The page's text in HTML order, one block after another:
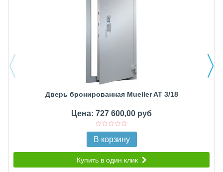
Дверь бронированная Mueller AT 3/18
Цена: 727 600,00 руб
В корзину
Купить в один клик